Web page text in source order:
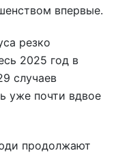
впервые.
резко
2025 год в
случаев
уже почти вдвое
продолжают